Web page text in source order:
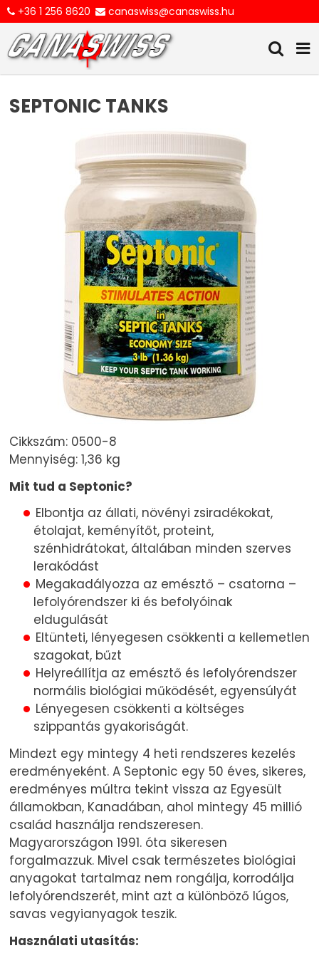
+36 1 256 8620 canaswiss@canaswiss.hu
SEPTONIC TANKS
Cikkszám: 0500-8
Mennyiség: 1,36 kg
Mit tud a Septonic?
Elbontja az állati, növényi zsiradékokat,
étolajat, keményítőt, proteint,
szénhidrátokat, általában minden szerves
lerakódást
Megakadályozza az emésztő – csatorna –
lefolyórendszer ki és befolyóinak
eldugulását
Eltünteti, lényegesen csökkenti a kellemetlen
szagokat, bűzt
Helyreállítja az emésztő és lefolyórendszer
normális biológiai működését, egyensúlyát
Lényegesen csökkenti a költséges
szippantás gyakoriságát.
Mindezt egy mintegy 4 heti rendszeres kezelés
eredményeként. A Septonic egy 50 éves, sikeres,
eredményes múltra tekint vissza az Egyesült
államokban, Kanadában, ahol mintegy 45 millió
család használja rendszeresen.
Magyarországon 1991. óta sikeresen
forgalmazzuk. Mivel csak természetes biológiai
anyagokat tartalmaz nem rongálja, korrodálja
lefolyórendszerét, mint azt a különböző lúgos,
savas vegyianyagok teszik.
Használati utasítás: